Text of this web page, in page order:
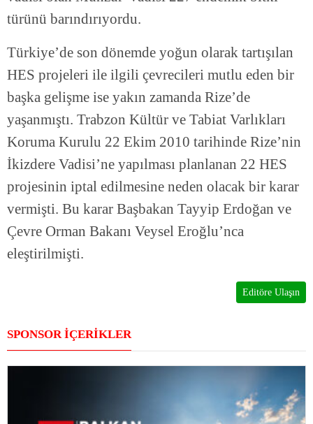
türünü barındırıyordu.
Türkiye’de son dönemde yoğun olarak tartışılan
HES projeleri ile ilgili çevrecileri mutlu eden bir
başka gelişme ise yakın zamanda Rize’de
yaşanmıştı. Trabzon Kültür ve Tabiat Varlıkları
Koruma Kurulu 22 Ekim 2010 tarihinde Rize’nin
İkizdere Vadisi’ne yapılması planlanan 22 HES
projesinin iptal edilmesine neden olacak bir karar
vermişti. Bu karar Başbakan Tayyip Erdoğan ve
Çevre Orman Bakanı Veysel Eroğlu’nca
eleştirilmişti.
Editöre Ulaşın
SPONSOR İÇERİKLER